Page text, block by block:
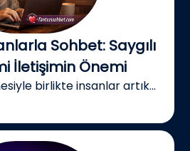
Sohbet: Saygılı
İletişimin Önemi
birlikte insanlar artık...